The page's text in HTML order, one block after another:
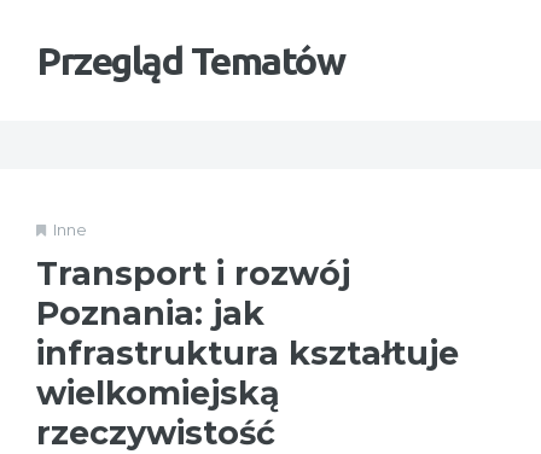
Przegląd Tematów
Inne
Transport i rozwój
Poznania: jak
infrastruktura kształtuje
wielkomiejską
rzeczywistość